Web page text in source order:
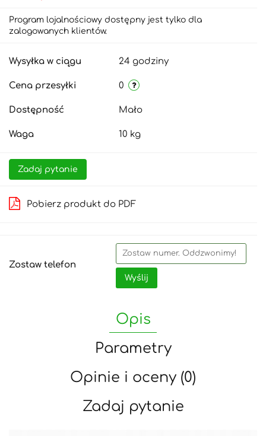
Program lojalnościowy dostępny jest tylko dla
zalogowanych klientów.
Wysyłka w ciągu 24 godziny
Cena przesyłki 0
Dostępność Mało
Waga 10 kg
Zadaj pytanie
Pobierz produkt do PDF
Zostaw telefon
Wyślij
Opis
Parametry
Opinie i oceny (0)
Zadaj pytanie